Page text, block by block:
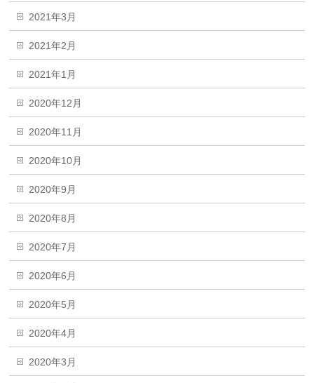
2021年3月
2021年2月
2021年1月
2020年12月
2020年11月
2020年10月
2020年9月
2020年8月
2020年7月
2020年6月
2020年5月
2020年4月
2020年3月